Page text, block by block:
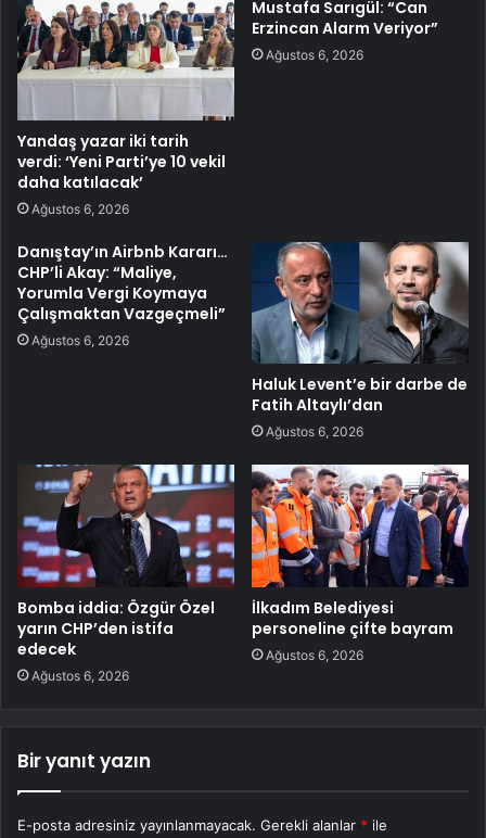
Yandaş yazar iki tarih
verdi: ‘Yeni Parti’ye 10 vekil
daha katılacak’
Ağustos 6, 2026
Mustafa Sarıgül: “Can
Erzincan Alarm Veriyor”
Ağustos 6, 2026
Danıştay’ın Airbnb Kararı…
CHP’li Akay: “Maliye,
Yorumla Vergi Koymaya
Çalışmaktan Vazgeçmeli”
Ağustos 6, 2026
Haluk Levent’e bir darbe de
Fatih Altaylı’dan
Ağustos 6, 2026
Bomba iddia: Özgür Özel
yarın CHP’den istifa
edecek
Ağustos 6, 2026
İlkadım Belediyesi
personeline çifte bayram
Ağustos 6, 2026
Bir yanıt yazın
E-posta adresiniz yayınlanmayacak. Gerekli alanlar * ile